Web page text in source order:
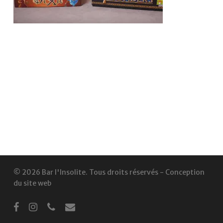
© 2026 Bar l'Insolite. Tous droits réservés - Conception
du site web
facebookinstagram
phoneemail